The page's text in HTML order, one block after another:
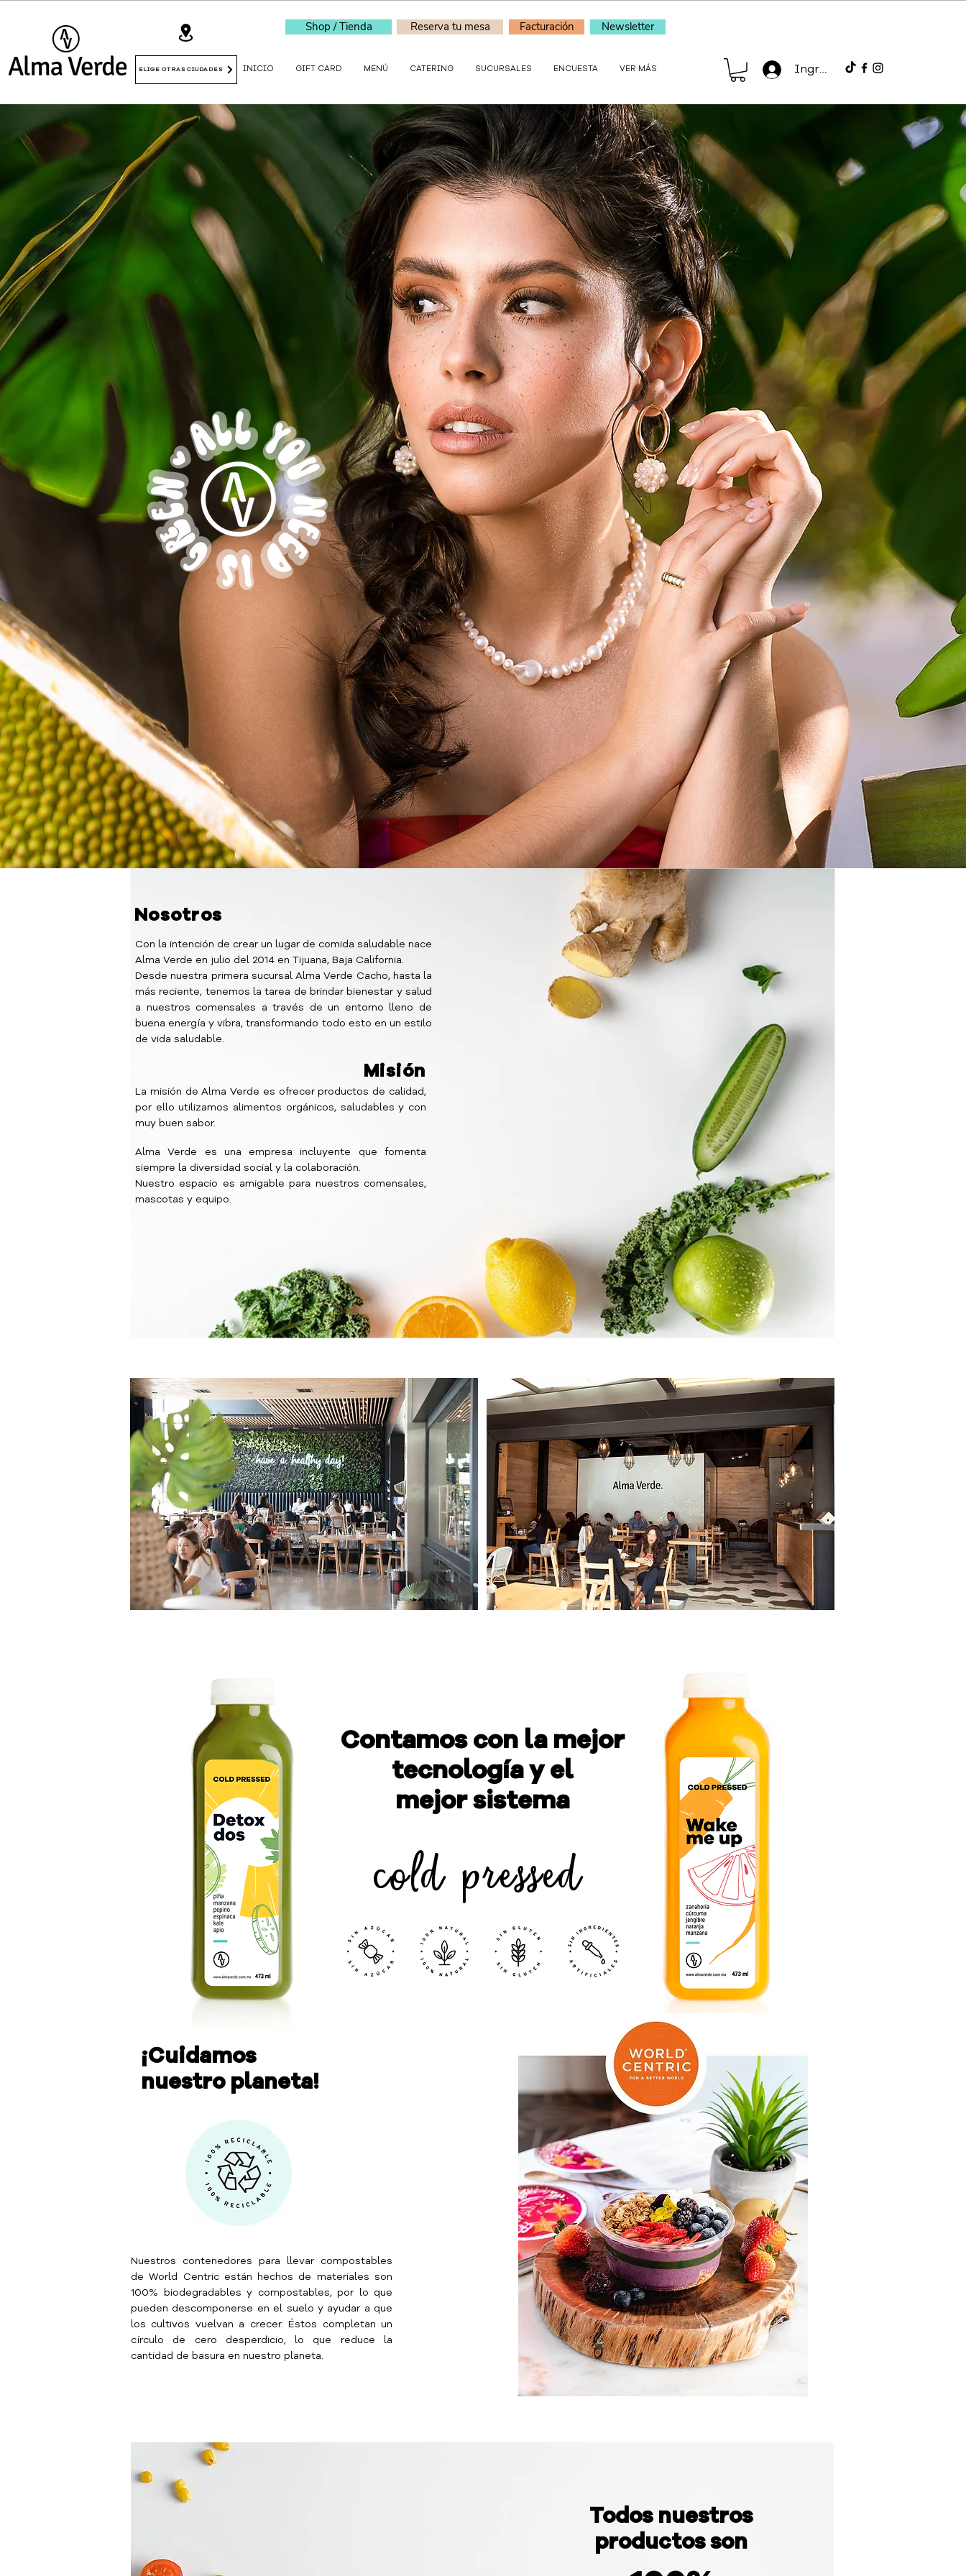
Shop / Tienda Reserva tu mesa Facturación Newsletter
ELIGE OTRAS CIUDADES INICIO GIFT CARD MENÚ CATERING SUCURSALES ENCUESTA VER MÁS Ingresar
Nosotros
Con la intención de crear un lugar de comida saludable nace
Alma Verde en julio del 2014 en Tijuana, Baja California.
Desde nuestra primera sucursal Alma Verde Cacho, hasta la
más reciente, tenemos la tarea de brindar bienestar y salud
a nuestros comensales a través de un entorno lleno de
buena energía y vibra, transformando todo esto en un estilo
de vida saludable.
La misión de Alma Verde es ofrecer productos de calidad,
por ello utilizamos alimentos orgánicos, saludables y con
muy buen sabor.
Alma Verde es una empresa incluyente que fomenta
siempre la diversidad social y la colaboración.
Nuestro espacio es amigable para nuestros comensales,
mascotas y equipo.
Misión
Contamos con la mejor
tecnología y el
mejor sistema
cold pressed
¡Cuidamos
nuestro planeta!
Nuestros contenedores para llevar compostables
de World Centric están hechos de materiales son
100% biodegradables y compostables, por lo que
pueden descomponerse en el suelo y ayudar a que
los cultivos vuelvan a crecer. Éstos completan un
círculo de cero desperdicio, lo que reduce la
cantidad de basura en nuestro planeta.
Todos nuestros
productos son